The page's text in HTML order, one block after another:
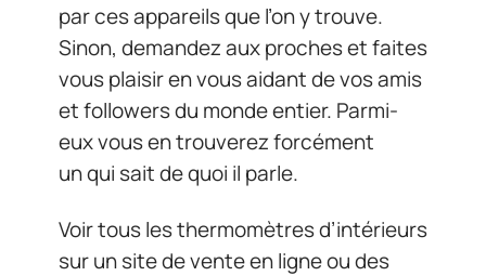
par ces appareils que l’on y trouve.
Sinon, demandez aux proches et faites
vous plaisir en vous aidant de vos amis
et followers du monde entier. Parmi-
eux vous en trouverez forcément
un qui sait de quoi il parle.
Voir tous les thermomètres d’intérieurs
sur un site de vente en ligne ou des